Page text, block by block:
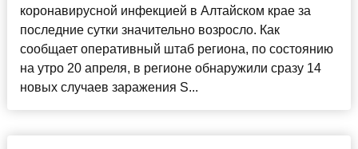
коронавирусной инфекцией в Алтайском крае за
последние сутки значительно возросло. Как
сообщает оперативный штаб региона, по состоянию
на утро 20 апреля, в регионе обнаружили сразу 14
новых случаев заражения S...